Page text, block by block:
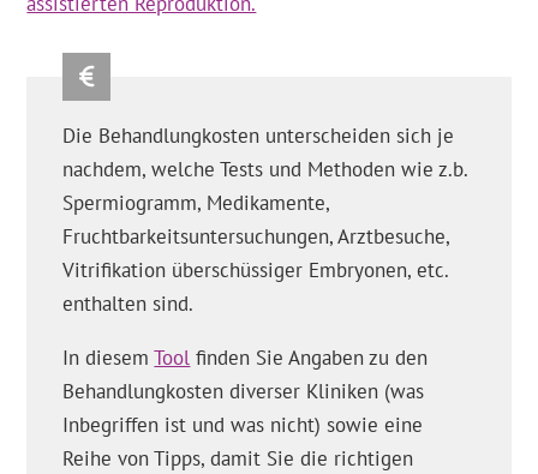
Die Behandlungkosten unterscheiden sich je
nachdem, welche Tests und Methoden wie z.b.
Spermiogramm, Medikamente,
Fruchtbarkeitsuntersuchungen, Arztbesuche,
Vitrifikation überschüssiger Embryonen, etc.
enthalten sind.
In diesemTool finden Sie Angaben zu den
Behandlungkosten diverser Kliniken (was
Inbegriffen ist und was nicht) sowie eine
Reihe von Tipps, damit Sie die richtigen